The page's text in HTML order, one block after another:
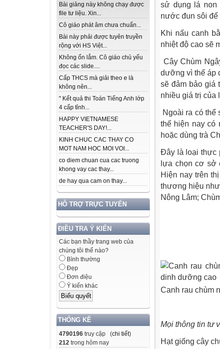
Bài giảng này không chạy được
file tư liệu. Xin...
Cô giáo phát âm chưa chuẩn...
Bài này phải được tuyên truyền
rộng với HS Việt...
Không ổn lắm. Cô giáo chủ yếu
đọc các slide....
Cấp THCS mà giải theo e là
không nên...
" Kết quả thi Toán Tiếng Anh lớp
4 cấp tỉnh...
HAPPY VIETNAMESE
TEACHER'S DAY!...
KINH CHUC CAC THAY CO
MOT NAM HOC MOI VOI...
co diem chuan cua cac truong
khong vay cac thay...
de hay qua cam on thay...
HỖ TRỢ TRỰC TUYẾN
ĐIỀU TRA Ý KIẾN
Các bạn thầy trang web của
chúng tôi thế nào?
Bình thường
Đẹp
Đơn điệu
Ý kiến khác
THỐNG KÊ
4790196 truy cập (chi tiết)
212 trong hôm nay
sử dụng lá non
nước đun sôi
Khi nấu canh
nhiệt độ cao sẽ
Cây Chùm
dưỡng vì thế áp
sẽ đảm bảo giá
nhiều giá trị của
Ngoài ra có thể
thế hiện nay có
hoặc dùng trà
Đây là loại thực
lựa chọn cơ sở
Hiện nay trên
thương hiệu
Nông Lâm;
Canh rau chùm
Mọi thông tin tư
Hạt giống cây